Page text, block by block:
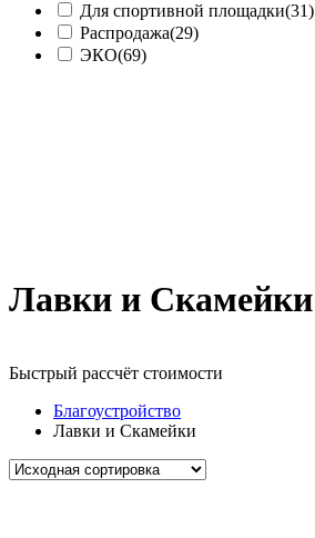
Для спортивной площадки(31)
Распродажа(29)
ЭКО(69)
Лавки и Скамейки
Быстрый рассчёт стоимости
Благоустройство
Лавки и Скамейки